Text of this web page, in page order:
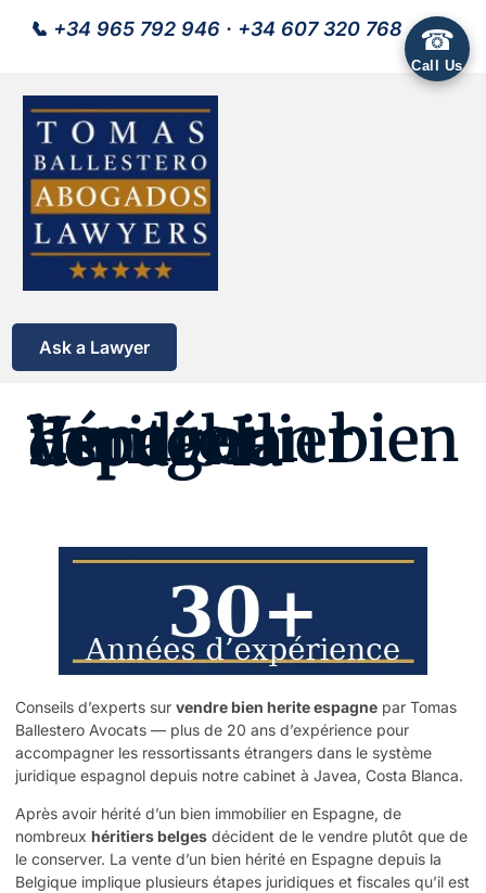
📞 +34 965 792 946 · +34 607 320 768
Ask a Lawyer
Vendre un bien immobilier hérité en Espagne depuis la
Conseils d’experts sur vendre bien herite espagne par Tomas
Ballestero Avocats — plus de 20 ans d’expérience pour
accompagner les ressortissants étrangers dans le système
juridique espagnol depuis notre cabinet à Javea, Costa Blanca.
Après avoir hérité d’un bien immobilier en Espagne, de
nombreux héritiers belges décident de le vendre plutôt que de
le conserver. La vente d’un bien hérité en Espagne depuis la
Belgique implique plusieurs étapes juridiques et fiscales qu’il est
☎
Call Us